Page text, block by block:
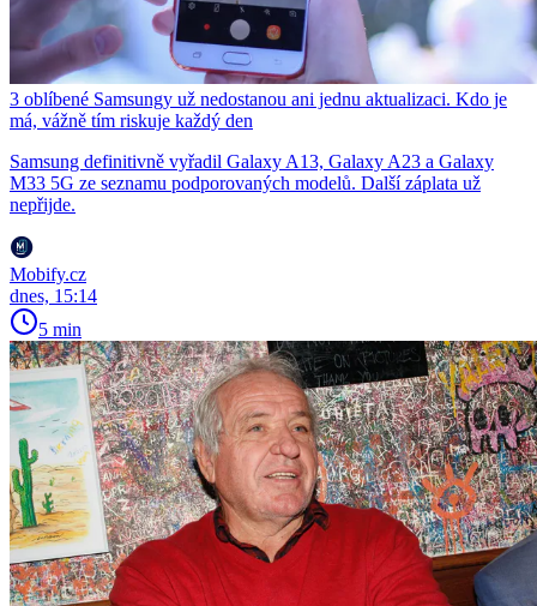
3 oblíbené Samsungy už nedostanou ani jednu aktualizaci. Kdo je
má, vážně tím riskuje každý den
Samsung definitivně vyřadil Galaxy A13, Galaxy A23 a Galaxy
M33 5G ze seznamu podporovaných modelů. Další záplata už
nepřijde.
Mobify.cz
dnes, 15:14
5 min